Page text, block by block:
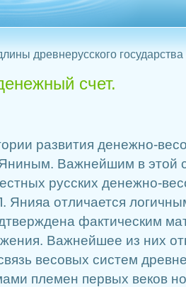
древнерусского государства
счет.
развития денежно-
Важнейшим в этой
русских денежно-
Янияа отличается
фактическим
Важнейшее из них
весовых систем
племен первых веков